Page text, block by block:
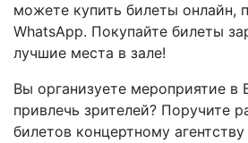
можете купить билеты онлайн,
WhatsApp. Покупайте билеты
лучшие места в зале!
Вы организуете мероприятие в
привлечь зрителей? Поручите
билетов концертному